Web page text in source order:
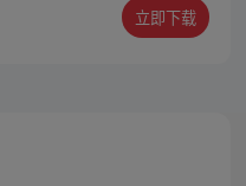
立即下载